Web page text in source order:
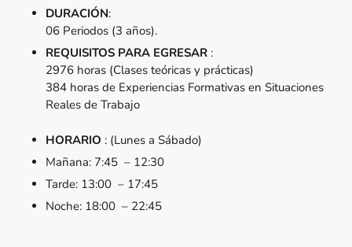
DURACIÓN:
06 Periodos (3 años).
REQUISITOS PARA EGRESAR:
2976 horas (Clases teóricas y prácticas)
384 horas de Experiencias Formativas en Situaciones
Reales de Trabajo
HORARIO : (Lunes a Sábado)
Mañana: 7:45 – 12:30
Tarde: 13:00 – 17:45
Noche: 18:00 – 22:45